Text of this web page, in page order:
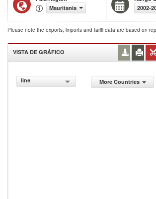
Mauritania
2002-
Please note the exports, imports and tariff data are based on
VISTA DE GRÁFICO
line More Countries